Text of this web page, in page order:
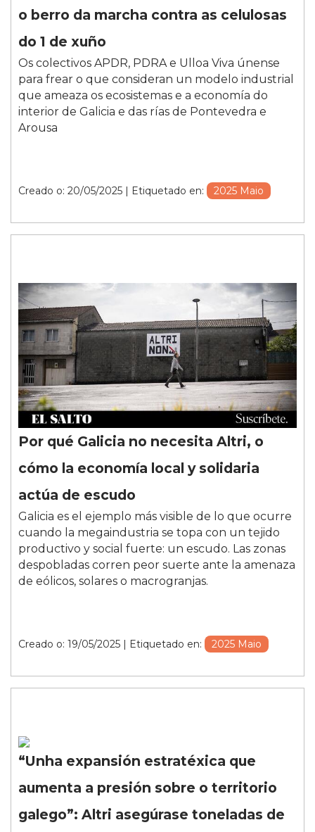
o berro da marcha contra as celulosas
do 1 de xuño
Os colectivos APDR, PDRA e Ulloa Viva únense
para frear o que consideran un modelo industrial
que ameaza os ecosistemas e a economía do
interior de Galicia e das rías de Pontevedra e
Arousa
Creado o: 20/05/2025 | Etiquetado en: 2025 Maio
Por qué Galicia no necesita Altri, o
cómo la economía local y solidaria
actúa de escudo
Galicia es el ejemplo más visible de lo que ocurre
cuando la megaindustria se topa con un tejido
productivo y social fuerte: un escudo. Las zonas
despobladas corren peor suerte ante la amenaza
de eólicos, solares o macrogranjas.
Creado o: 19/05/2025 | Etiquetado en: 2025 Maio
“Unha expansión estratéxica que
aumenta a presión sobre o territorio
galego”: Altri asegúrase toneladas de